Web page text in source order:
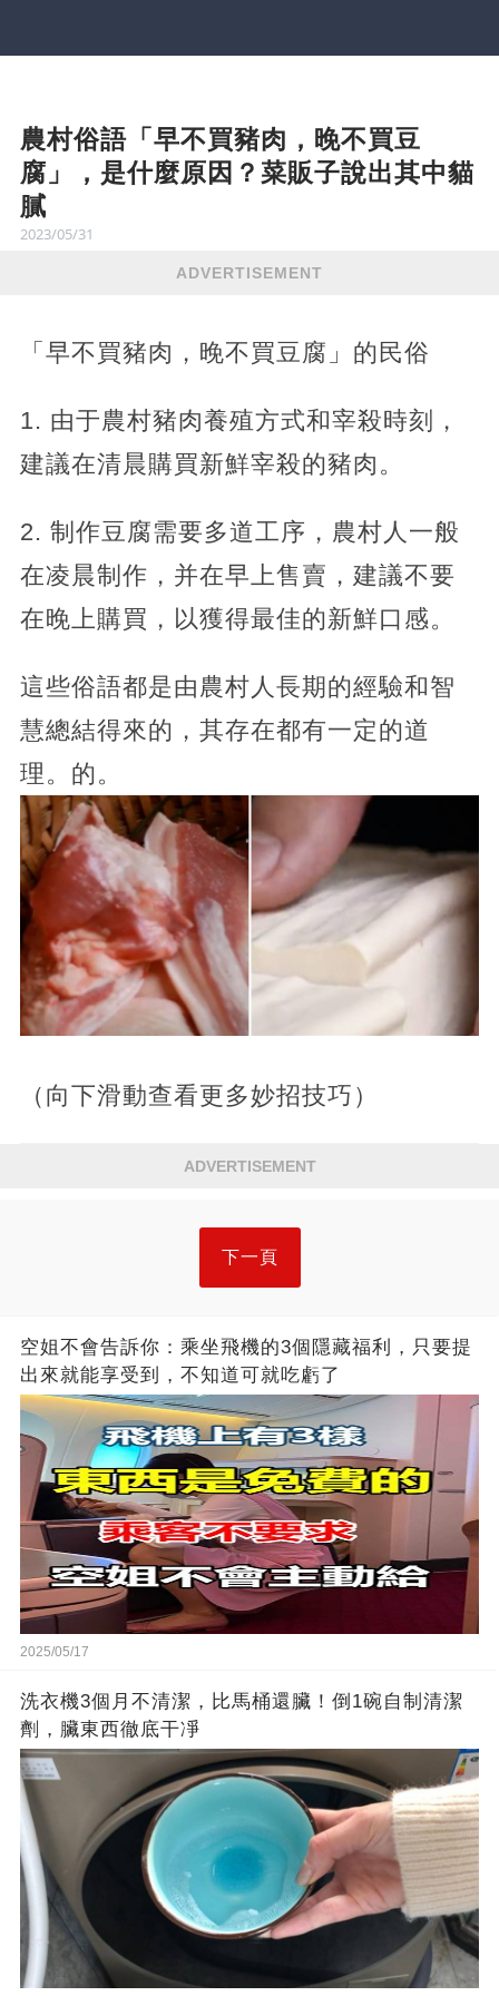
農村俗語「早不買豬肉，晚不買豆
腐」，是什麼原因？菜販子說出其中貓
膩
2023/05/31
ADVERTISEMENT
「早不買豬肉，晚不買豆腐」的民俗
1. 由于農村豬肉養殖方式和宰殺時刻，
建議在清晨購買新鮮宰殺的豬肉。
2. 制作豆腐需要多道工序，農村人一般
在凌晨制作，并在早上售賣，建議不要
在晚上購買，以獲得最佳的新鮮口感。
這些俗語都是由農村人長期的經驗和智
慧總結得來的，其存在都有一定的道
理。的。
（向下滑動查看更多妙招技巧）
ADVERTISEMENT
下一頁
空姐不會告訴你：乘坐飛機的3個隱藏福利，只要提
出來就能享受到，不知道可就吃虧了
2025/05/17
洗衣機3個月不清潔，比馬桶還臟！倒1碗自制清潔
劑，臟東西徹底干凈